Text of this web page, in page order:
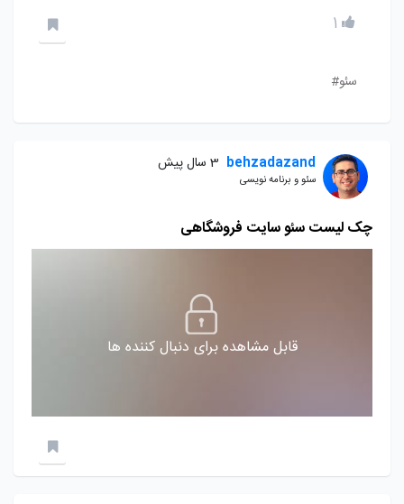
1
سئو#
behzadazand 3 سال پیش
سئو و برنامه نویسی
چک لیست سئو سایت فروشگاهی
قابل مشاهده برای دنبال کننده ها